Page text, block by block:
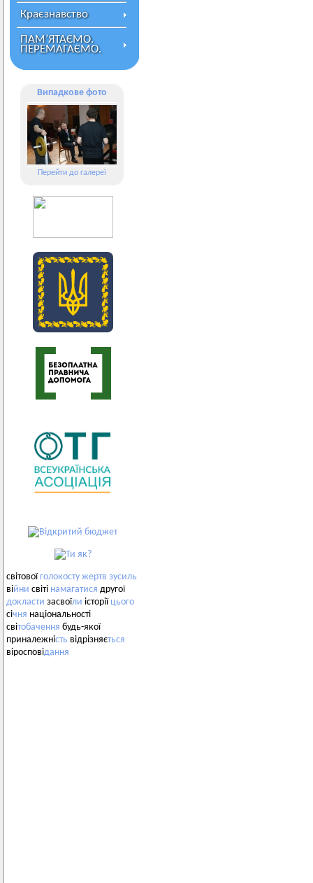
Краєзнавство
ПАМ’ЯТАЄМО.
ПЕРЕМАГАЄМО.
Випадкове фото
Перейти до галереї
світовоїголокосту жертв зусиль
війни світі намагатися другої
докласти засвоїли історії цього
січня національності
світобачення будь-якої
приналежність відрізняється
віросповідання